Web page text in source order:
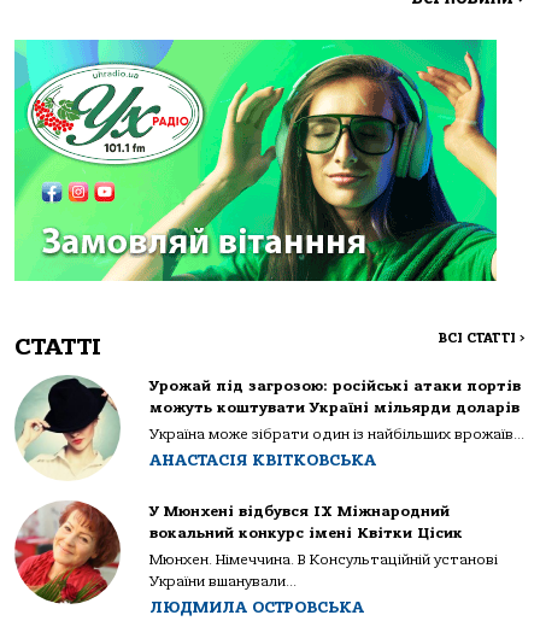
СТАТТІ ВСІ СТАТТІ >
Урожай під загрозою: російські атаки портів
можуть коштувати Україні мільярди доларів
Україна може зібрати один із найбільших врожаїв...
АНАСТАСІЯ КВІТКОВСЬКА
У Мюнхені відбувся IX Міжнародний
вокальний конкурс імені Квітки Цісик
Мюнхен. Німеччина. В Консультаційній установі
України вшанували...
ЛЮДМИЛА ОСТРОВСЬКА